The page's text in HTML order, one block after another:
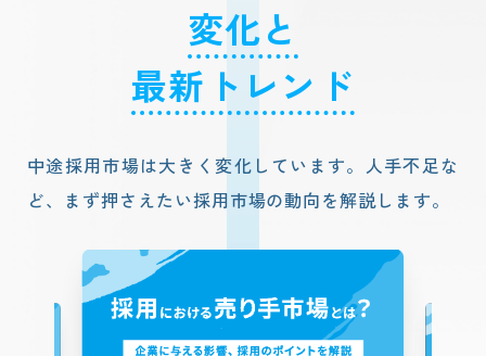
変化と
最新トレンド
中途採用市場は大きく変化しています。人手不足な
ど、まず押さえたい採用市場の動向を解説します。